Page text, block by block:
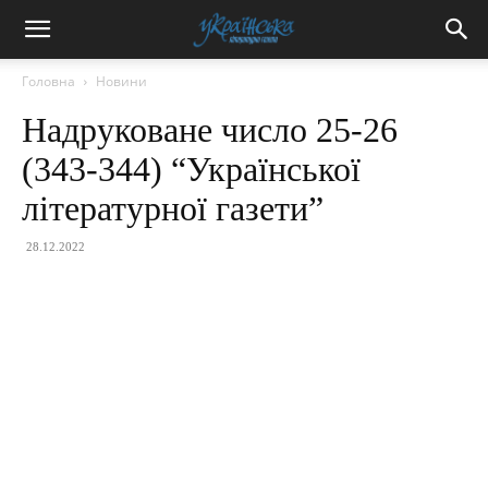
Головна Новини
Надруковане число 25-26
(343-344) “Української
літературної газети”
28.12.2022